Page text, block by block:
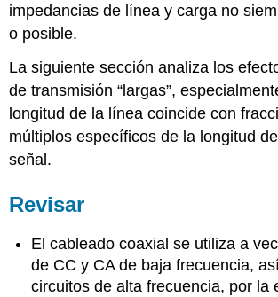
impedancias de línea y carga no
o posible.
La siguiente sección analiza los
de transmisión “largas”,
longitud de la línea coincide con
múltiplos específicos de la longitud
señal.
Revisar
El cableado coaxial se utiliza a
de CC y CA de baja frecuencia,
circuitos de alta frecuencia, por la